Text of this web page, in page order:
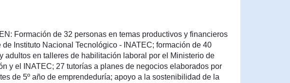
Formación de 32 personas en temas productivos y financieros
de Instituto Nacional Tecnológico - INATEC; formación de 40
adultos en talleres de habilitación laboral por el Ministerio de
y el INATEC; 27 tutorías a planes de negocios elaborados por
de 5º año de emprendeduría; apoyo a la sostenibilidad de la